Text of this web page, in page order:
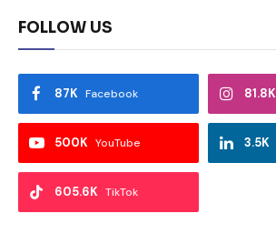
FOLLOW US
Facebook
87K 81.8K
YouTube
500K 3.5K
TikTok
605.6K